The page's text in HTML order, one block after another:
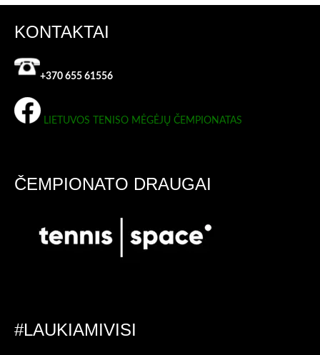
KONTAKTAI
+370 655 61556
LIETUVOS TENISO MĖGĖJŲ ČEMPIONATAS
ČEMPIONATO DRAUGAI
#LAUKIAMIVISI